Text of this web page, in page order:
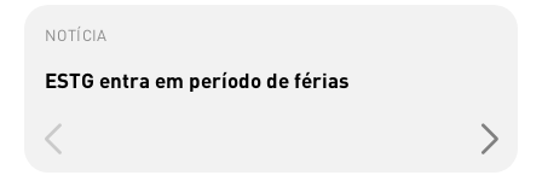
NOTÍCIA
ESTG entra em período de férias